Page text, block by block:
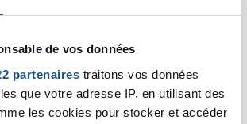
de vos données
partenaires traitons vos données
que votre adresse IP, en utilisant des
les cookies pour stocker et accéder
de l'attention que vous porterez à